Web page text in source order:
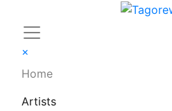
×
Home
Artists